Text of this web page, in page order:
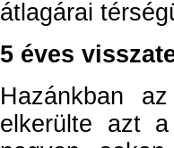
átlagárai
5 éves
Hazánkban
elkerülte azt
nagyon
mutatja, hogy
átlagára még